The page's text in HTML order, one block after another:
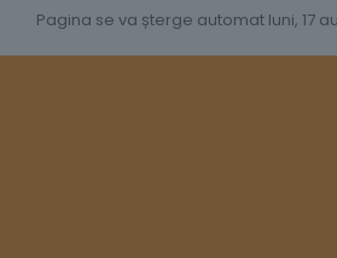
Pagina se va șterge automat luni, 17